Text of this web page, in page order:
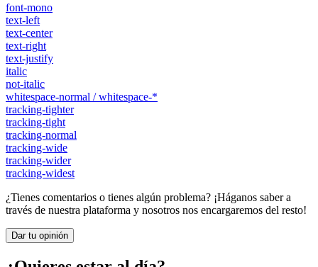
font-mono
text-left
text-center
text-right
text-justify
italic
not-italic
whitespace-normal / whitespace-*
tracking-tighter
tracking-tight
tracking-normal
tracking-wide
tracking-wider
tracking-widest
¿Tienes comentarios o tienes algún problema? ¡Háganos saber a
través de nuestra plataforma y nosotros nos encargaremos del resto!
Dar tu opinión